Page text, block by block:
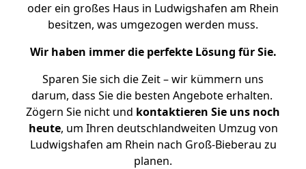
oder ein großes Haus in Ludwigshafen am Rhein
besitzen, was umgezogen werden muss.
Wir haben immer die perfekte Lösung für Sie.
Sparen Sie sich die Zeit – wir kümmern uns
darum, dass Sie die besten Angebote erhalten.
Zögern Sie nicht und kontaktieren Sie uns noch
heute, um Ihren deutschlandweiten Umzug von
Ludwigshafen am Rhein nach Groß-Bieberau zu
planen.